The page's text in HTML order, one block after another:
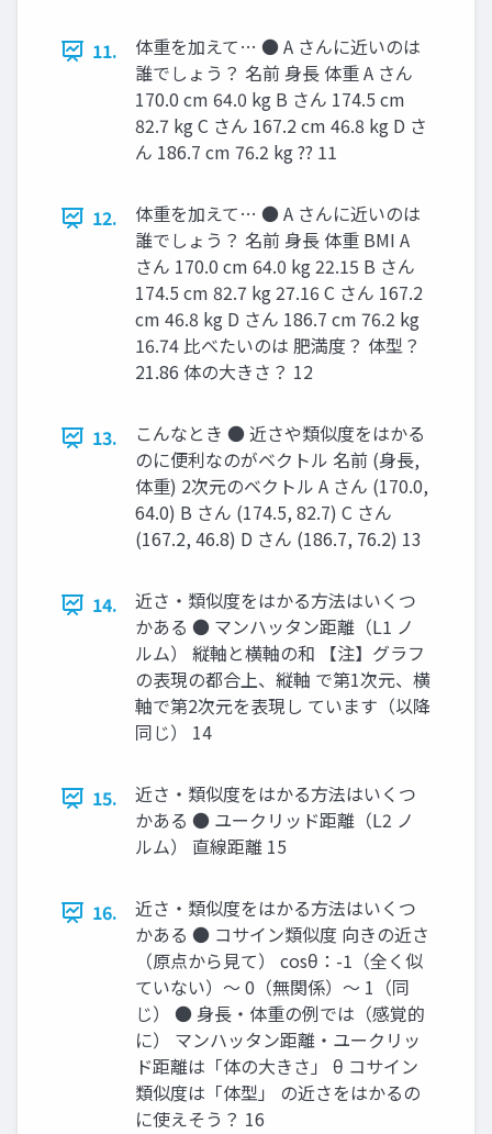
11.
体重を加えて… ● A さんに近いのは
誰でしょう？ 名前 身長 体重 A さん
170.0 cm 64.0 kg B さん 174.5 cm
82.7 kg C さん 167.2 cm 46.8 kg D さ
ん 186.7 cm 76.2 kg ?? 11
12.
体重を加えて… ● A さんに近いのは
誰でしょう？ 名前 身長 体重 BMI A
さん 170.0 cm 64.0 kg 22.15 B さん
174.5 cm 82.7 kg 27.16 C さん 167.2
cm 46.8 kg D さん 186.7 cm 76.2 kg
16.74 比べたいのは 肥満度？ 体型？
21.86 体の大きさ？ 12
13.
こんなとき ● 近さや類似度をはかる
のに便利なのがベクトル 名前 (身長,
体重) 2次元のベクトル A さん (170.0,
64.0) B さん (174.5, 82.7) C さん
(167.2, 46.8) D さん (186.7, 76.2) 13
14.
近さ・類似度をはかる方法はいくつ
かある ● マンハッタン距離（L1 ノ
ルム） 縦軸と横軸の和 【注】グラフ
の表現の都合上、縦軸 で第1次元、横
軸で第2次元を表現し ています（以降
同じ） 14
15.
近さ・類似度をはかる方法はいくつ
かある ● ユークリッド距離（L2 ノ
ルム） 直線距離 15
16.
近さ・類似度をはかる方法はいくつ
かある ● コサイン類似度 向きの近さ
（原点から見て） cosθ：-1（全く似
ていない）〜 0（無関係）〜 1（同
じ） ● 身長・体重の例では（感覚的
に） マンハッタン距離・ユークリッ
ド距離は「体の大きさ」 θ コサイン
類似度は「体型」 の近さをはかるの
に使えそう？ 16